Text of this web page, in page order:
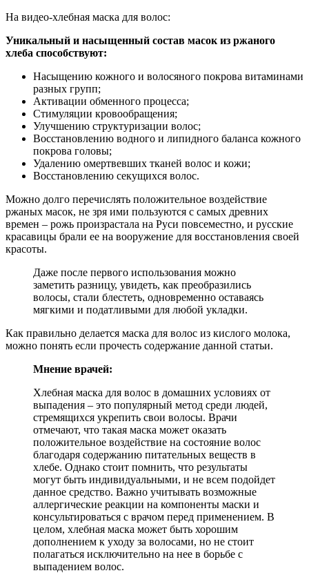
На видео-хлебная маска для волос:
Уникальный и насыщенный состав масок из ржаного
хлеба способствуют:
Насыщению кожного и волосяного покрова витаминами
разных групп;
Активации обменного процесса;
Стимуляции кровообращения;
Улучшению структуризации волос;
Восстановлению водного и липидного баланса кожного
покрова головы;
Удалению омертвевших тканей волос и кожи;
Восстановлению секущихся волос.
Можно долго перечислять положительное воздействие
ржаных масок, не зря ими пользуются с самых древних
времен – рожь произрастала на Руси повсеместно, и русские
красавицы брали ее на вооружение для восстановления своей
красоты.
Даже после первого использования можно
заметить разницу, увидеть, как преобразились
волосы, стали блестеть, одновременно оставаясь
мягкими и податливыми для любой укладки.
Как правильно делается маска для волос из кислого молока,
можно понять если прочесть содержание данной статьи.
Мнение врачей:
Хлебная маска для волос в домашних условиях от
выпадения – это популярный метод среди людей,
стремящихся укрепить свои волосы. Врачи
отмечают, что такая маска может оказать
положительное воздействие на состояние волос
благодаря содержанию питательных веществ в
хлебе. Однако стоит помнить, что результаты
могут быть индивидуальными, и не всем подойдет
данное средство. Важно учитывать возможные
аллергические реакции на компоненты маски и
консультироваться с врачом перед применением. В
целом, хлебная маска может быть хорошим
дополнением к уходу за волосами, но не стоит
полагаться исключительно на нее в борьбе с
выпадением волос.